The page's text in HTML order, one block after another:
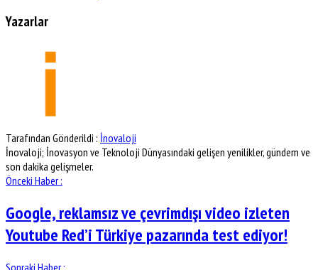
Yazarlar
Tarafından Gönderildi : İnovaloji
İnovaloji; İnovasyon ve Teknoloji Dünyasındaki gelişen yenilikler, gündem ve
son dakika gelişmeler.
Önceki Haber :
Google, reklamsız ve çevrimdışı video izleten
Youtube Red’i Türkiye pazarında test ediyor!